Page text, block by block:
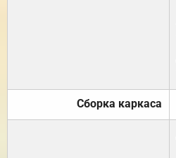
Сборка каркаса